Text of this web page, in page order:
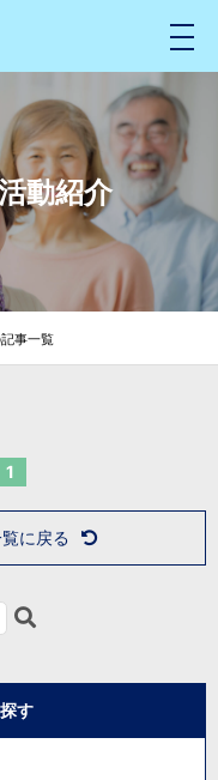
メ
ニ
ュ
動紹介
事一覧
1
に戻る
す